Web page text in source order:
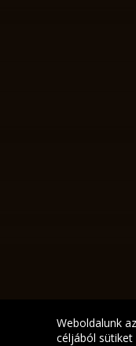
Weboldalunk
céljából sütiket